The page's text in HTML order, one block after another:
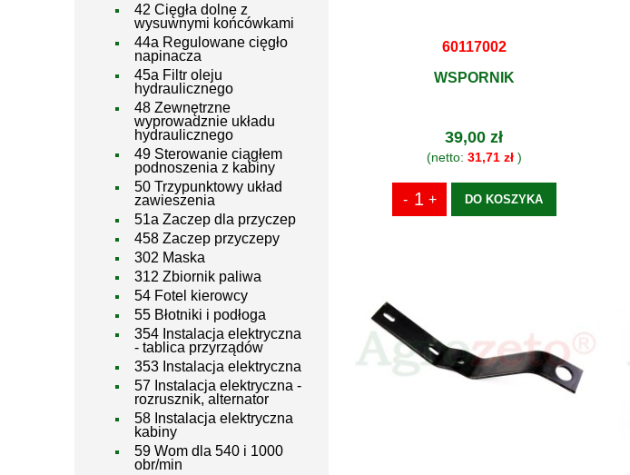
42 Cięgła dolne z
wysuwnymi końcówkami
44a Regulowane cięgło
napinacza
45a Filtr oleju
hydraulicznego
48 Zewnętrzne
wyprowadznie układu
hydraulicznego
49 Sterowanie ciągłem
podnoszenia z kabiny
50 Trzypunktowy układ
zawieszenia
51a Zaczep dla przyczep
458 Zaczep przyczepy
302 Maska
312 Zbiornik paliwa
54 Fotel kierowcy
55 Błotniki i podłoga
354 Instalacja elektryczna
- tablica przyrządów
353 Instalacja elektryczna
57 Instalacja elektryczna -
rozrusznik, alternator
58 Instalacja elektryczna
kabiny
59 Wom dla 540 i 1000
obr/min
60117002
WSPORNIK
39,00 zł
(netto: 31,71 zł)
DO KOSZYKA